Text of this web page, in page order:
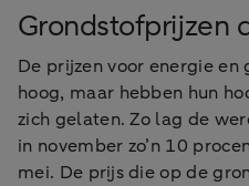
Grondstofprijzen
De prijzen voor energie
hoog, maar hebben hun
zich gelaten. Zo lag de
in november zo’n 10
mei. De prijs die op de